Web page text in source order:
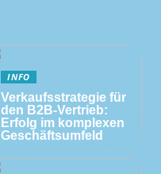
INFO
Verkaufsstrategie für
den B2B-Vertrieb:
Erfolg im komplexen
Geschäftsumfeld